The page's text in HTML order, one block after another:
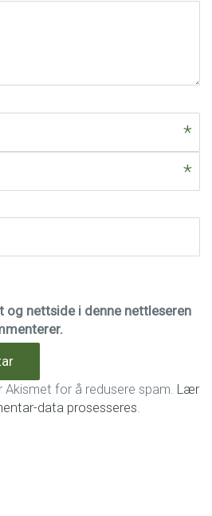
og nettside i denne nettleseren
for å redusere spam. Lær
data prosesseres